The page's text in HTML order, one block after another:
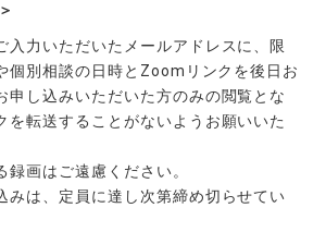
力いただいたメールアドレスに、限
個別相談の日時とZoomリンクを後日お
申し込みいただいた方のみの閲覧とな
を転送することがないようお願いいた
画はご遠慮ください。
は、定員に達し次第締め切らせてい